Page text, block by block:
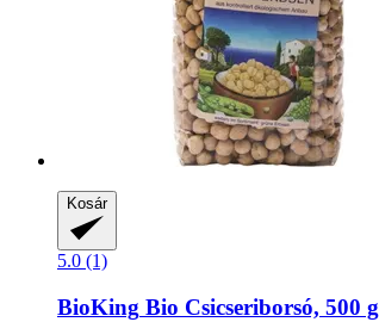
Kosár
5.0 (1)
BioKing Bio Csicseriborsó, 500 g